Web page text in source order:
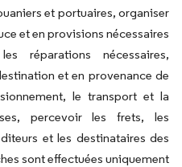
et portuaires, organiser
et en provisions nécessaires
réparations nécessaires,
et en provenance de
le transport et la
percevoir les frets, les
et les destinataires des
sont effectuées uniquement